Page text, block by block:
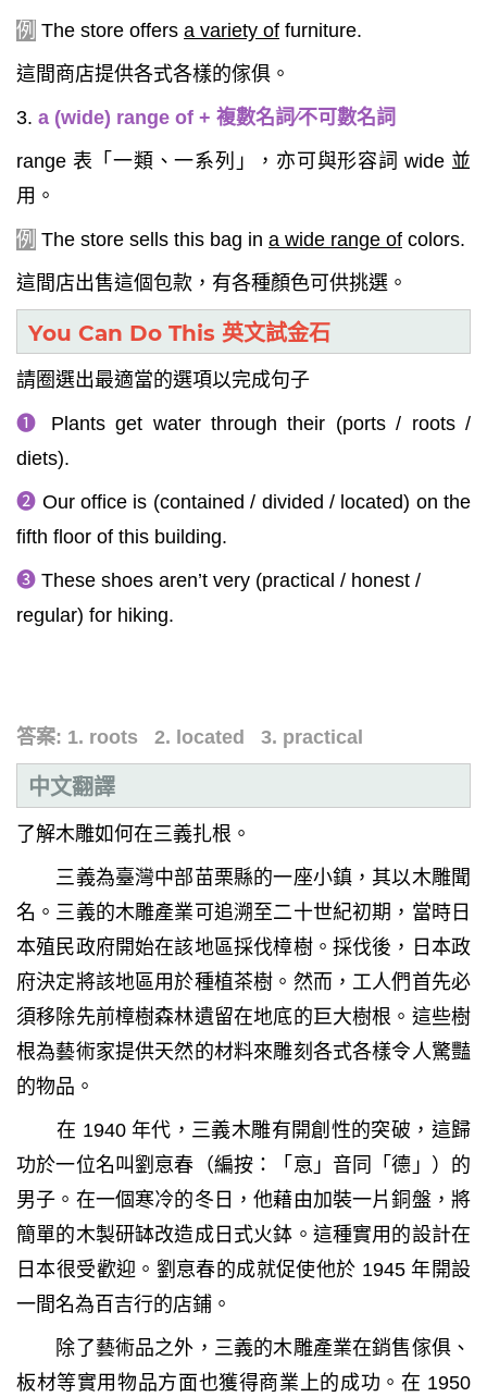
例 The store offers a variety of furniture.
這間商店提供各式各樣的傢俱。
3. a (wide) range of + 複數名詞∕不可數名詞
range 表「一類、一系列」，亦可與形容詞 wide 並
用。
例 The store sells this bag in a wide range of colors.
這間店出售這個包款，有各種顏色可供挑選。
You Can Do This 英文試金石
請圈選出最適當的選項以完成句子
❶
Plants get water through their (ports / roots /
diets).
❷ Our office is (contained / divided / located) on the
fifth floor of this building.
❸ These shoes aren’t very (practical / honest /
regular) for hiking.
答案: 1. roots 2. located 3. practical
中文翻譯
了解木雕如何在三義扎根。
三義為臺灣中部苗栗縣的一座小鎮，其以木雕聞
名。三義的木雕產業可追溯至二十世紀初期，當時日
本殖民政府開始在該地區採伐樟樹。採伐後，日本政
府決定將該地區用於種植茶樹。然而，工人們首先必
須移除先前樟樹森林遺留在地底的巨大樹根。這些樹
根為藝術家提供天然的材料來雕刻各式各樣令人驚豔
的物品。
在 1940 年代，三義木雕有開創性的突破，這歸
功於一位名叫劉恴春（編按：「恴」音同「德」）的
男子。在一個寒冷的冬日，他藉由加裝一片銅盤，將
簡單的木製研缽改造成日式火鉢。這種實用的設計在
日本很受歡迎。劉恴春的成就促使他於 1945 年開設
一間名為百吉行的店鋪。
除了藝術品之外，三義的木雕產業在銷售傢俱、
板材等實用物品方面也獲得商業上的成功。在 1950